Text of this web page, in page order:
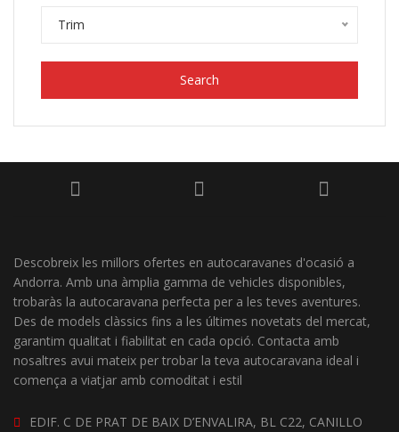
Trim
Search
Descobreix les millors ofertes en autocaravanes d'ocasió a
Andorra. Amb una àmplia gamma de vehicles disponibles,
trobaràs la autocaravana perfecta per a les teves aventures.
Des de models clàssics fins a les últimes novetats del mercat,
garantim qualitat i fiabilitat en cada opció. Contacta amb
nosaltres avui mateix per trobar la teva autocaravana ideal i
comença a viatjar amb comoditat i estil
EDIF. C DE PRAT DE BAIX D’ENVALIRA, BL C22, CANILLO